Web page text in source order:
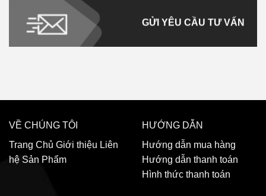
GỬI YÊU CẦU TƯ VẤN
VỀ CHÚNG TÔI
Trang Chủ Giới thiệu Liên
hệ Sản Phẩm
HƯỚNG DẪN
Hướng dẫn mua hàng
Hướng dẫn thanh toán
Hình thức thanh toán